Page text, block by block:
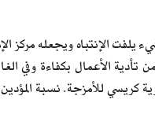
الإنتباه ويجعله مركز
تأدية الأعمال بكفاءة
للأمزجة. نسبة